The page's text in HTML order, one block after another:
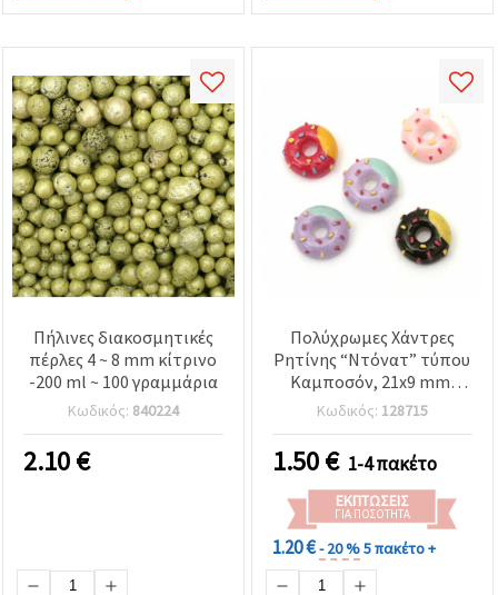
Πήλινες διακοσμητικές
πέρλες 4 ~ 8 mm κίτρινο
-200 ml ~ 100 γραμμάρια
Κωδικός: 840224
2.10€
Πολύχρωμες Χάντρες
Ρητίνης “Ντόνατ” τύπου
Καμποσόν, 21x9 mm,
Μικτά Χρώματα, Σετ 5
τεμ. – για Κοσμήματα,
Διακόσμηση,
Scrapbooking και DIY
Χειροτεχνίες
Κωδικός: 128715
1.50€ 1-4 πακέτο
ΕΚΠΤΏΣΕΙΣ
ΓΙΑ ΠΟΣΌΤΗΤΑ
1.20 €- 20 %5 πακέτο +